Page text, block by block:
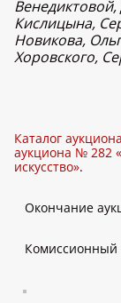
Венедиктовой,
Кислицына,
Новикова,
Хоровского,
Каталог
аукциона № 282
искусство».
Окончание
Комиссионный